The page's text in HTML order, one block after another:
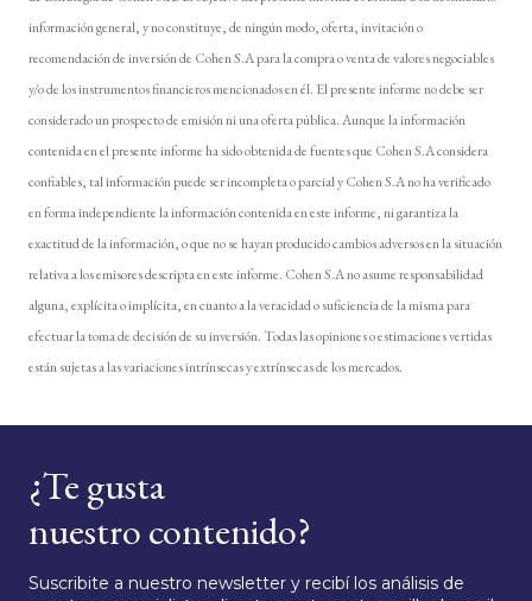
información general, y no constituye, de ningún modo, oferta, invitación o
recomendación de inversión de Cohen S.A para la compra o venta de valores negociables
y/o de los instrumentos financieros mencionados en él. El presente informe no debe ser
considerado un prospecto de emisión ni una oferta pública. Aunque la información
contenida en el presente informe ha sido obtenida de fuentes que Cohen S.A considera
confiables, tal información puede ser incompleta o parcial y Cohen S.A no ha verificado
en forma independiente la información contenida en este informe, ni garantiza la
exactitud de la información, o que no se hayan producido cambios adversos en la situación
relativa a los emisores descripta en este informe. Cohen S.A no asume responsabilidad
alguna, explícita o implícita, en cuanto a la veracidad o suficiencia de la misma para
efectuar la toma de decisión de su inversión. Todas las opiniones o estimaciones vertidas
están sujetas a las variaciones intrínsecas y extrínsecas de los mercados.
¿Te gusta
nuestro contenido?
Suscribite a nuestro newsletter y recibí los análisis de